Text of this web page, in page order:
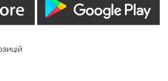
Зазим’є